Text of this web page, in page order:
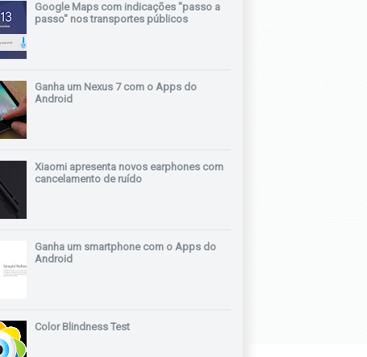
Google Maps com indicações "passo a
passo" nos transportes públicos
Ganha um Nexus 7 com o Apps do
Android
Xiaomi apresenta novos earphones com
cancelamento de ruído
Ganha um smartphone com o Apps do
Android
Color Blindness Test